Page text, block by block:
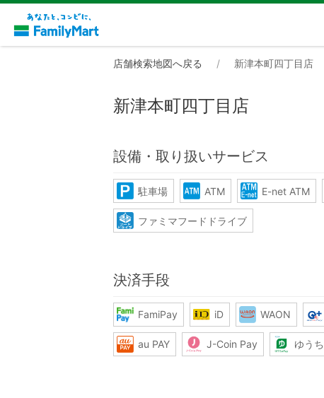
店舗検索地図へ戻る 新津本町四丁目店
新津本町四丁目店
設備・取り扱いサービス
駐車場 ATM E-net ATM
ファミマフードドライブ
決済手段
FamiPay iD WAON
au PAY J-Coin Pay ゆう